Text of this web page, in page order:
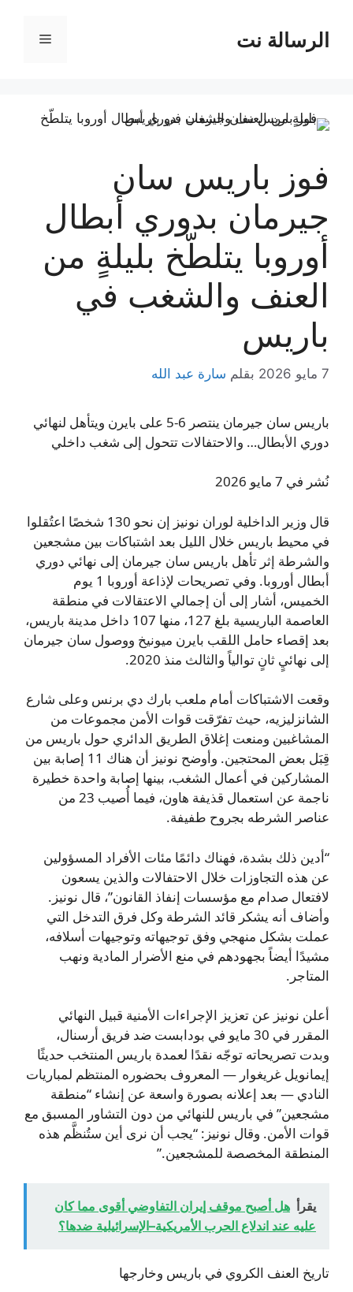
المحتوىالرسالة نت القائمة
فوز باريس سان
جيرمان بدوري أبطال
أوروبا يتلطّخ بليلةٍ من
العنف والشغب في
باريس
7 مايو 2026 بقلم سارة عبد الله
باريس سان جيرمان ينتصر 6-5 على بايرن ويتأهل لنهائي
دوري الأبطال… والاحتفالات تتحول إلى شغب داخلي
نُشر في 7 مايو 2026
قال وزير الداخلية لوران نونيز إن نحو 130 شخصًا اعتُقلوا
في محيط باريس خلال الليل بعد اشتباكات بين مشجعين
والشرطة إثر تأهل باريس سان جيرمان إلى نهائي دوري
أبطال أوروبا. وفي تصريحات لإذاعة أوروبا 1 يوم
الخميس، أشار إلى أن إجمالي الاعتقالات في منطقة
العاصمة الباريسية بلغ 127، منها 107 داخل مدينة باريس،
بعد إقصاء حامل اللقب بايرن ميونيخ ووصول سان جيرمان
إلى نهائيٍ ثانٍ توالياً والثالث منذ 2020.
وقعت الاشتباكات أمام ملعب بارك دي برنس وعلى شارع
الشانزليزيه، حيث تفرّقت قوات الأمن مجموعات من
المشاغبين ومنعت إغلاق الطريق الدائري حول باريس من
قِبَل بعض المحتجين. وأوضح نونيز أن هناك 11 إصابة بين
المشاركين في أعمال الشغب، بينها إصابة واحدة خطيرة
ناجمة عن استعمال قذيفة هاون، فيما أُصيب 23 من
عناصر الشرطه بجروح طفيفة.
“أدين ذلك بشدة، فهناك دائمًا مئات الأفراد المسؤولين
عن هذه التجاوزات خلال الاحتفالات والذين يسعون
لافتعال صدام مع مؤسسات إنفاذ القانون”، قال نونيز.
وأضاف أنه يشكر قائد الشرطة وكل فرق التدخل التي
عملت بشكل منهجي وفق توجيهاته وتوجيهات أسلافه،
مشيدًا أيضاً بجهودهم في منع الأضرار المادية ونهب
المتاجر.
أعلن نونيز عن تعزيز الإجراءات الأمنية قبيل النهائي
المقرر في 30 مايو في بودابست ضد فريق أرسنال،
وبدت تصريحاته توجّه نقدًا لعمدة باريس المنتخب حديثًا
إيمانويل غريغوار — المعروف بحضوره المنتظم لمباريات
النادي — بعد إعلانه بصورة واسعة عن إنشاء “منطقة
مشجعين” في باريس للنهائي من دون التشاور المسبق مع
قوات الأمن. وقال نونيز: “يجب أن نرى أين ستُنظَّم هذه
المنطقة المخصصة للمشجعين.”
يقرأ هل أصبح موقف إيران التفاوضي أقوى مما كان
عليه عند اندلاع الحرب الأمريكية–الإسرائيلية ضدها؟
تاريخ العنف الكروي في باريس وخارجها